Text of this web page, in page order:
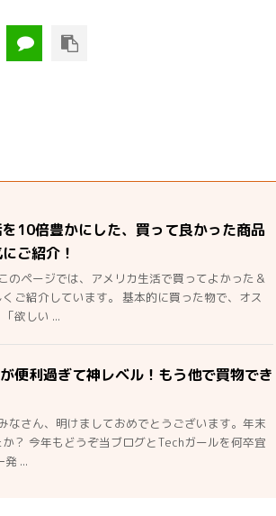
10倍豊かにした、買って良かった商品
ご紹介！
のページでは、アメリカ生活で買ってよかった＆
ご紹介しています。 基本的に買った物で、オス
欲しい ...
便利過ぎて神レベル！もう他で買物でき
なさん、明けましておめでとうございます。年末
？ 今年もどうぞ当ブログとTechガールを何卒宜
発 ...